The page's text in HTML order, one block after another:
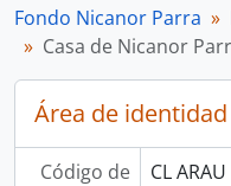
Fondo Nicanor Parra
Casa de Nicanor
Área de identidad
Código de
CL